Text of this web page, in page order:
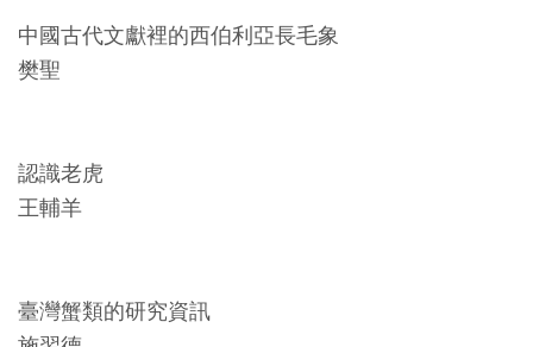
隱
私
資
訊
宣
中國古代文獻裡的西伯利亞長毛象
樊聖
認識老虎
王輔羊
臺灣蟹類的研究資訊